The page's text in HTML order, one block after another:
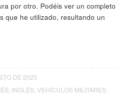
por otro. Podéis ver un completo
que he utilizado, resultando un
DE 2025
INGLÉS VEHÍCULOS MILITARES